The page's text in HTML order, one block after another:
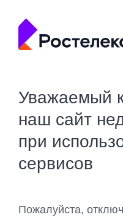
Уважаемый
наш сайт
при
сервисов
Пожалуйста,